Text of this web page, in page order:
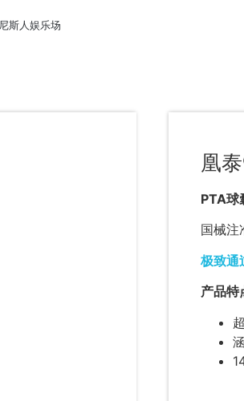
斯人娱乐场
凰
PTA球
国械
极致通
产品特